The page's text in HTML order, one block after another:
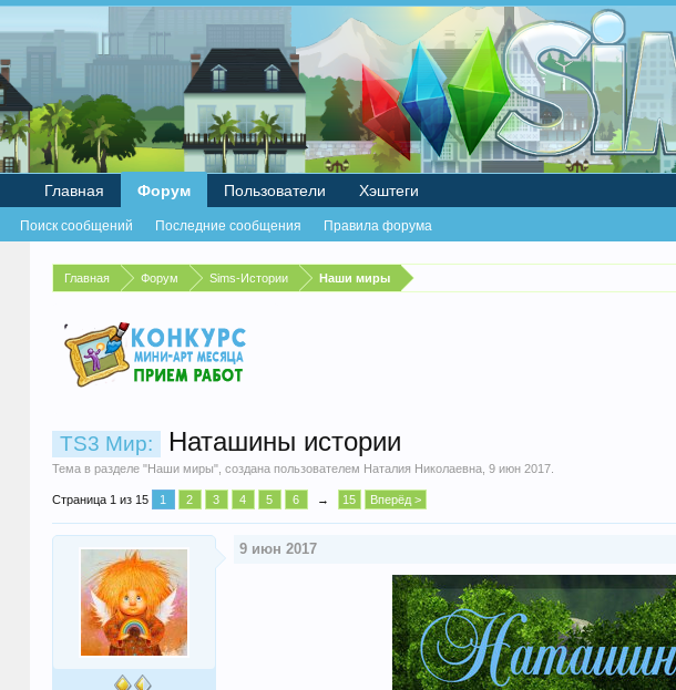
Главная Форум Sims-Истории Наши миры
TS3 Мир: Наташины истории
Тема в разделе "Наши миры", создана пользователем Наталия Николаевна, 9 июн 2017.
Страница 1 из 15 1 2 3 4 5 6 → 15 Вперёд >
9 июн 2017
Главная Форум
Поиск сообщений Последние сообщения Правила форума
Пользователи Хэштеги